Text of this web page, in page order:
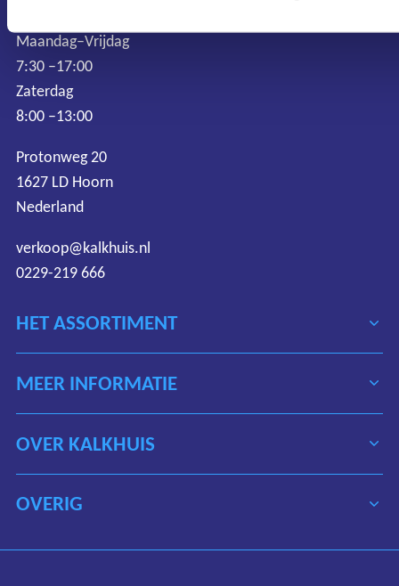
Disclaimer
HET ASSORTIMENT
MEER INFORMATIE
OVER KALKHUIS
Maandag–Vrijdag
7:30 –17:00
Zaterdag
8:00 –13:00
Protonweg 20
1627 LD Hoorn
Nederland
verkoop@kalkhuis.nl
0229-219 666
OVERIG